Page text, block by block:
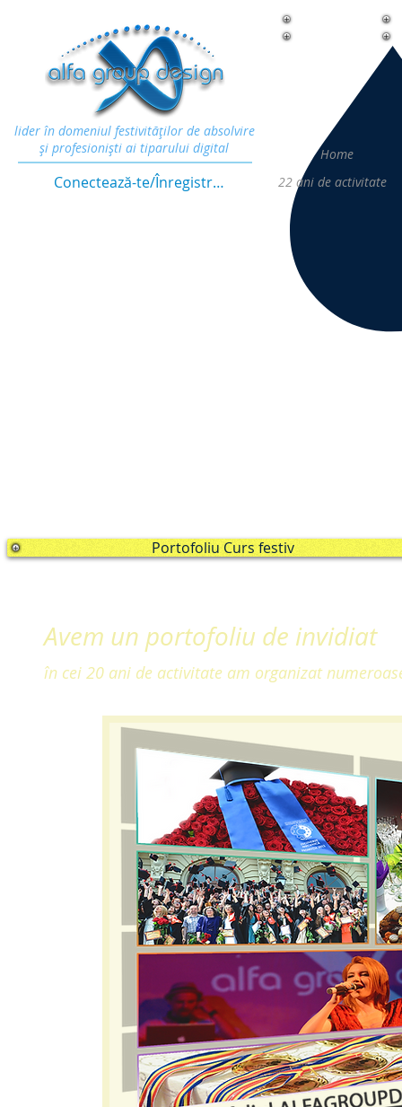
Home
22 ani de activitate
lider în domeniul festivităţilor de absolvire
şi profesionişti ai tiparului digital
Conectează-te/Înregistrează-te
Portofoliu Curs festiv
Avem un portofoliu de invidiat
în cei 20 ani de activitate am organizat